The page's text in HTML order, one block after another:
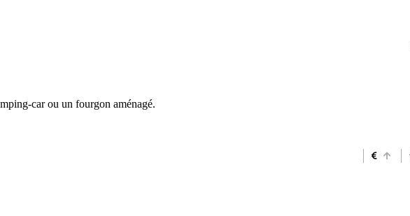
car ou un fourgon aménagé.